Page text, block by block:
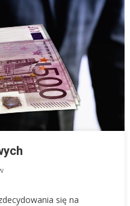
się na